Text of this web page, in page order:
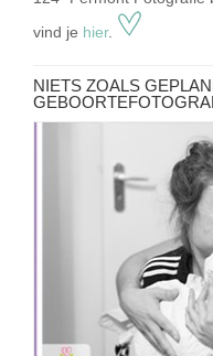
vind je hier.
NIETS ZOALS